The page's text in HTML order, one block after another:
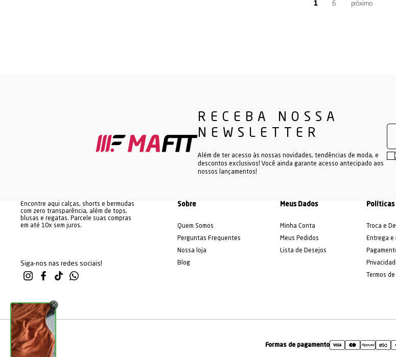
6
RECEBA NOSSA
NEWSLETTER
Além de ter acesso às nossas novidades, tendências de moda, e
descontos exclusivos! Você ainda garante acesso antecipado aos
nossos lançamentos!
Encontre aqui calças, shorts e bermudas
com zero transparência, além de tops,
blusas e regatas. Parcele suas compras
em até 10x sem juros.
Siga-nos nas redes sociais!
Sobre
Quem Somos
Perguntas Frequentes
Nossa loja
Blog
Meus Dados
Minha Conta
Meus Pedidos
Lista de Desejos
Políticas
Troca e
Entrega e
Termos
Formas de pagamento